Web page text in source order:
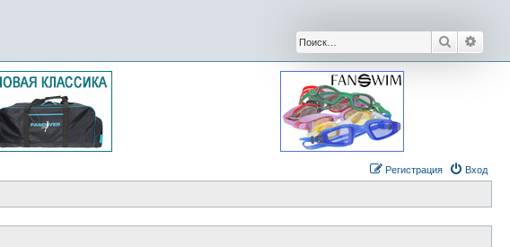
Поиск
Вход
Регистрация